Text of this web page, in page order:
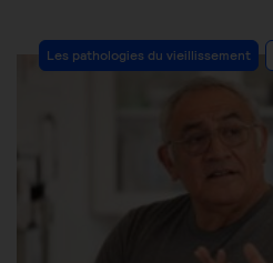
Les pathologies du vieillissement